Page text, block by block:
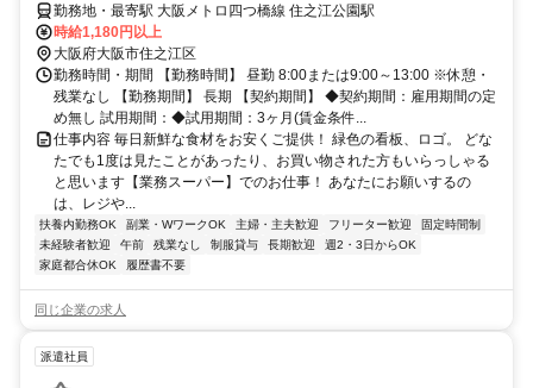
勤務地・最寄駅 大阪メトロ四つ橋線 住之江公園駅
時給1,180円以上
大阪府大阪市住之江区
勤務時間・期間 【勤務時間】 昼勤 8:00または9:00～13:00 ※休憩・
残業なし 【勤務期間】 長期 【契約期間】 ◆契約期間：雇用期間の定
め無し 試用期間：◆試用期間：3ヶ月(賃金条件...
仕事内容 毎日新鮮な食材をお安くご提供！ 緑色の看板、ロゴ。 どな
たでも1度は見たことがあったり、お買い物された方もいらっしゃる
と思います【業務スーパー】でのお仕事！ あなたにお願いするの
は、レジや...
扶養内勤務OK 副業・WワークOK 主婦・主夫歓迎 フリーター歓迎
固定時間制
未経験者歓迎
午前 残業なし 制服貸与 長期歓迎
週2・3日からOK
家庭都合休OK
履歴書不要
同じ企業の求人
派遣社員